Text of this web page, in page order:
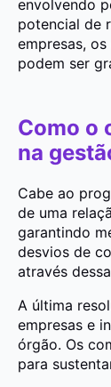
envolvendo
potencial de
empresas,
podem ser
Como o
na
Cabe ao
de uma
garantindo
desvios de
através
A última
empresas e
órgão. Os
para